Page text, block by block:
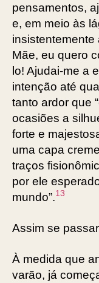
pensamentos,
e, em meio às
insistentemente
Mãe, eu quero
lo! Ajudai-me a
intenção até
tanto ardor que
ocasiões a
forte e
uma capa
traços
por ele
mundo”.13
Assim se
À medida que
varão, já